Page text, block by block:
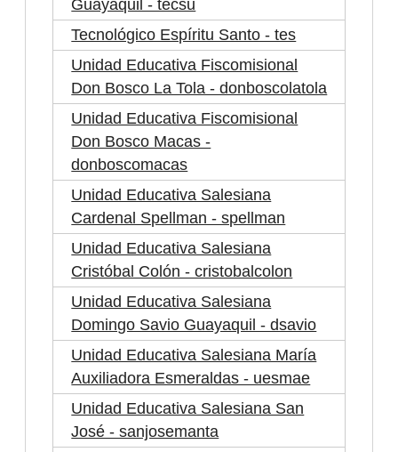
Guayaquil - tecsu
Tecnológico Espíritu Santo - tes
Unidad Educativa Fiscomisional
Don Bosco La Tola - donboscolatola
Unidad Educativa Fiscomisional
Don Bosco Macas -
donboscomacas
Unidad Educativa Salesiana
Cardenal Spellman - spellman
Unidad Educativa Salesiana
Cristóbal Colón - cristobalcolon
Unidad Educativa Salesiana
Domingo Savio Guayaquil - dsavio
Unidad Educativa Salesiana María
Auxiliadora Esmeraldas - uesmae
Unidad Educativa Salesiana San
José - sanjosemanta